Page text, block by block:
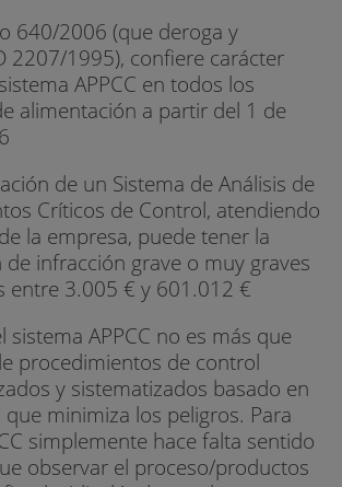
640/2006 (que deroga y
2207/1995), confiere carácter
APPCC en todos los
alimentación a partir del 1 de
de un Sistema de Análisis de
Críticos de Control, atendiendo
la empresa, puede tener la
infracción grave o muy graves
entre 3.005 € y 601.012 €
sistema APPCC no es más que
procedimientos de control
y sistematizados basado en
minimiza los peligros. Para
simplemente hace falta sentido
observar el proceso/productos